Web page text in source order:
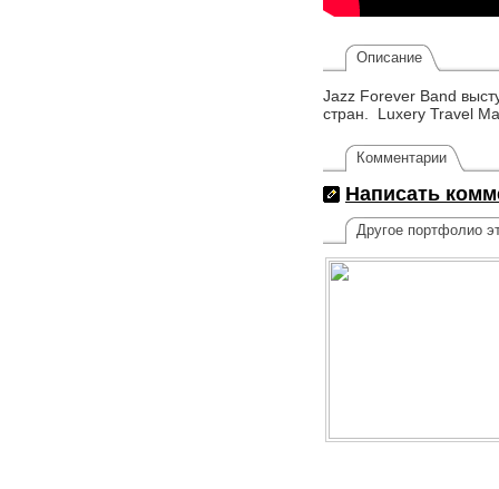
Описание
Jazz Forever Band
стран. Luxery Travel
Комментарии
Написать
Другое портфолио